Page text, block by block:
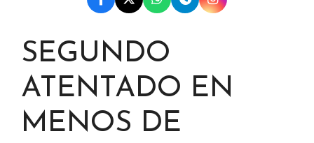
SEGUNDO
ATENTADO EN
MENOS DE